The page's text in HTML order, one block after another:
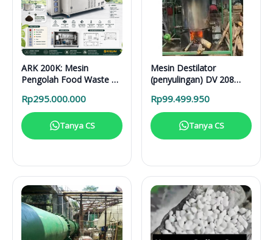
ARK 200K: Mesin
Pengolah Food Waste 24
Restoran, dan Kafe
Rp295.000.000
Tanya CS
Mesin Destilator
(penyulingan) DV 208
Rp99.499.950
Tanya CS